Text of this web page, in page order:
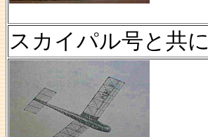
スカイパル号と共に